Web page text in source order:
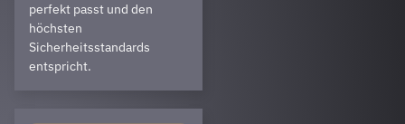
perfekt passt und den
höchsten
Sicherheitsstandards
entspricht.